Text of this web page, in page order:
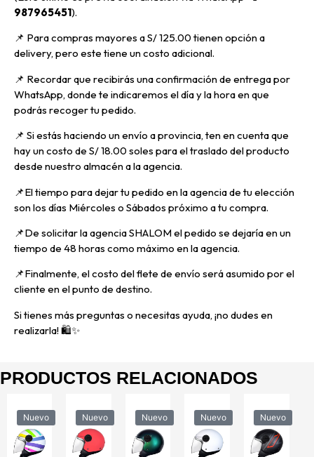
987965451).
📌 Para compras mayores a S/ 125.00 tienen opción a
delivery, pero este tiene un costo adicional.
📌 Recordar que recibirás una confirmación de entrega por
WhatsApp, donde te indicaremos el día y la hora en que
podrás recoger tu pedido.
📌 Si estás haciendo un envío a provincia, ten en cuenta que
hay un costo de S/ 18.00 soles para el traslado del producto
desde nuestro almacén a la agencia.
📌El tiempo para dejar tu pedido en la agencia de tu elección
son los días Miércoles o Sábados próximo a tu compra.
📌De solicitar la agencia SHALOM el pedido se dejaría en un
tiempo de 48 horas como máximo en la agencia.
📌Finalmente, el costo del flete de envío será asumido por el
cliente en el punto de destino.
Si tienes más preguntas o necesitas ayuda, ¡no dudes en
realizarla! 🛍️✨
PRODUCTOS RELACIONADOS
Nuevo Nuevo Nuevo Nuevo Nuevo